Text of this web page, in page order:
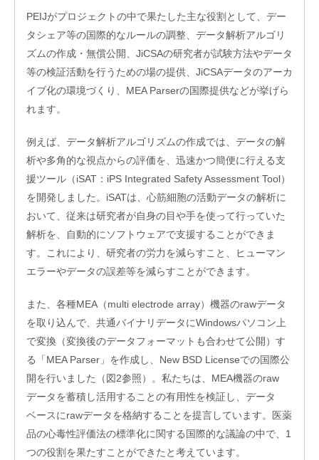
支
援
再
生・
医療
産業
援
入
企
資
先
企
ワー
ク企
PEIJがプロジェクトの中で果たした主な役割として、デー
タシェア等の国際的なルールの調整、データ解析アルゴリ
ズムの作成・無償公開、JiCSAの研究者が試験方法やデータ
等の検証活動を行うための場の提供、JiCSAデータのアーカ
イブ化の環境づくり、MEA Parserの国際提供などが挙げら
れます。
例えば、データ解析アルゴリズムの作成では、データの解
析や多角的な視点からの評価を、迅速かつ簡便に行える支
援ツール（iSAT：iPS Integrated Safety Assessment Tool）
を開発しました。iSATは、心筋細胞の活動データの解析に
おいて、従来は研究者が自身の目や手を使って行っていた
解析を、自動的にソフトウェアで支援することができま
す。これにより、研究者の労力を減らすこと、ヒューマン
エラーやデータの誤差等を減らすことができます。
また、各種MEA（multi electrode array）機器のrawデータ
を取り込んで、共通バイナリデータにWindowsパソコン上
で変換（変換後のデータフォーマットも合わせて公開）す
る「MEA Parser」を作成し、New BSD Licenseでの国際公
開を行いました（図2参照）。私たちは、MEA機器のraw
データを蓄積し活用することの有用性を検証し、データ
ベースにrawデータを格納することを提言しています。医薬
品の心毒性評価法の標準化に関する国際的な議論の中で、1
つの役割を果たすことができたと考えています。